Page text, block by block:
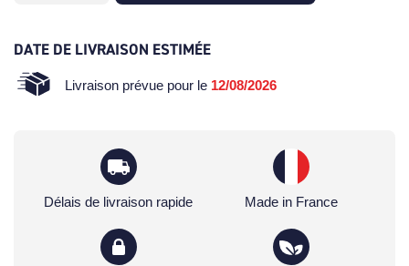
DATE DE LIVRAISON ESTIMÉE
Livraison prévue pour le 12/08/2026
Délais de livraison rapide Made in France